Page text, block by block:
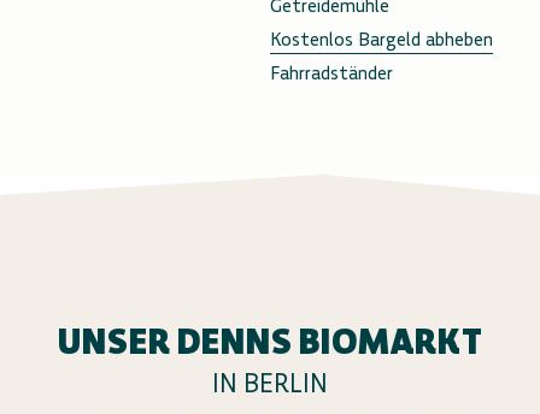
Getreidemühle
Kostenlos Bargeld abheben
Fahrradständer
UNSER DENNS BIOMARKT
IN BERLIN